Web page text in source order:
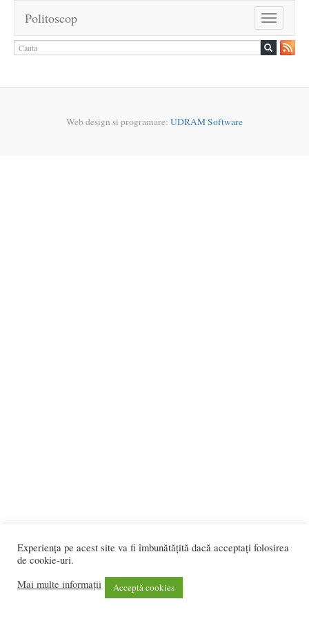
Toggle
navigation
Politoscop
Web design si programare: UDRAM Software
Experiența pe acest site va fi îmbunătățită dacă acceptați folosirea
de cookie-uri.
Mai multe informații
Acceptă cookies